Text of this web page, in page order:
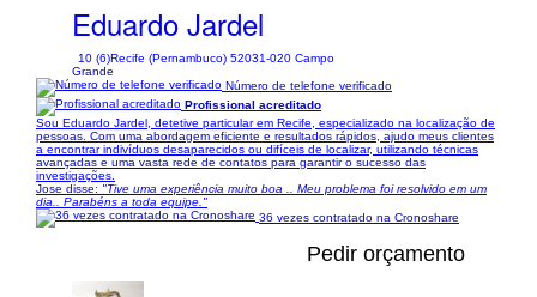
Eduardo Jardel
10 (6)Recife (Pernambuco) 52031-020 Campo
Grande
Número de telefone verificado
Profissional acreditado
Sou Eduardo Jardel, detetive particular em Recife, especializado na localização de
pessoas. Com uma abordagem eficiente e resultados rápidos, ajudo meus clientes
a encontrar indivíduos desaparecidos ou difíceis de localizar, utilizando técnicas
avançadas e uma vasta rede de contatos para garantir o sucesso das
investigações.
Jose disse: "Tive uma experiência muito boa .. Meu problema foi resolvido em um
dia.. Parabéns a toda equipe."
36 vezes contratado na Cronoshare
Pedir orçamento